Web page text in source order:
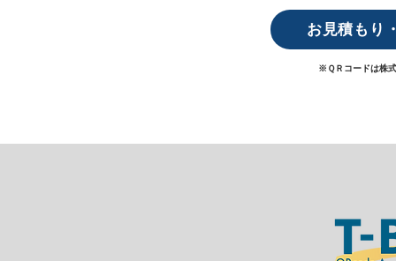
お見積もり
※ＱＲコードは株